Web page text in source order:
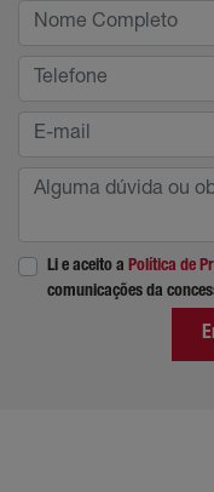
Li e aceito a Política de
comunicações da